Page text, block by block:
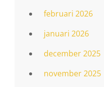
februari 2026
januari 2026
december 2025
november 2025